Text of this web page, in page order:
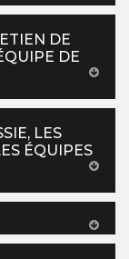
DE
DE
LES
ÉQUIPES